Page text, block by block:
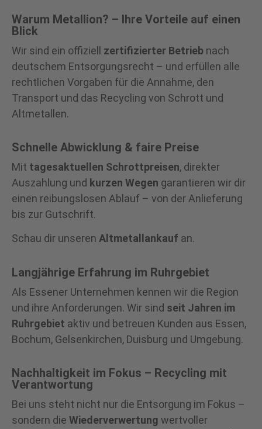
Warum Metallion? – Ihre Vorteile auf einen
Blick
Wir sind ein offiziell zertifizierter Betrieb nach
deutschem Entsorgungsrecht – und erfüllen alle
rechtlichen Vorgaben für die Annahme, den
Transport und das Recycling von Schrott und
Altmetallen.
Schnelle Abwicklung & faire Preise
Mit tagesaktuellen Schrottpreisen, direkter
Auszahlung und kurzen Wegen garantieren wir dir
einen reibungslosen Ablauf – von der Anlieferung
bis zur Gutschrift.
Schau dir unseren Altmetallankauf an.
Langjährige Erfahrung im Ruhrgebiet
Als Essener Unternehmen kennen wir die Region
und ihre Anforderungen. Wir sind seit Jahren im
Ruhrgebiet aktiv und betreuen Kunden aus Essen,
Bochum, Gelsenkirchen, Duisburg und Umgebung.
Nachhaltigkeit im Fokus – Recycling mit
Verantwortung
Bei uns steht nicht nur die Entsorgung im Fokus –
sondern die Wiederverwertung wertvoller